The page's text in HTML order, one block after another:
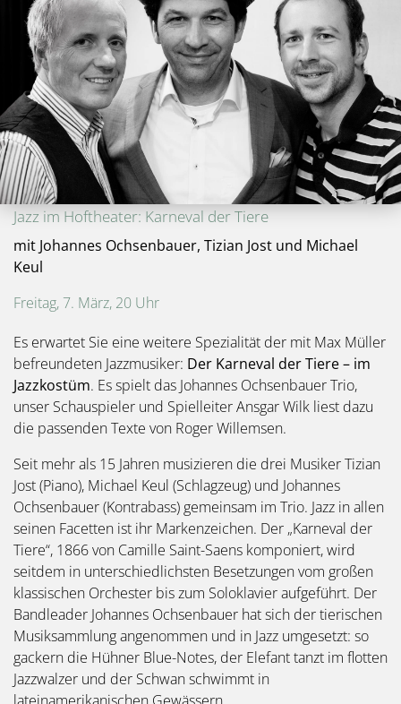
Jazz im Hoftheater: Karneval der Tiere
mit Johannes Ochsenbauer, Tizian Jost und Michael
Keul
Freitag, 7. März, 20 Uhr
Es erwartet Sie eine weitere Spezialität der mit Max Müller
befreundeten Jazzmusiker: Der Karneval der Tiere – im
Jazzkostüm. Es spielt das Johannes Ochsenbauer Trio,
unser Schauspieler und Spielleiter Ansgar Wilk liest dazu
die passenden Texte von Roger Willemsen.
Seit mehr als 15 Jahren musizieren die drei Musiker Tizian
Jost (Piano), Michael Keul (Schlagzeug) und Johannes
Ochsenbauer (Kontrabass) gemeinsam im Trio. Jazz in allen
seinen Facetten ist ihr Markenzeichen. Der „Karneval der
Tiere“, 1866 von Camille Saint-Saens komponiert, wird
seitdem in unterschiedlichsten Besetzungen vom großen
klassischen Orchester bis zum Soloklavier aufgeführt. Der
Bandleader Johannes Ochsenbauer hat sich der tierischen
Musiksammlung angenommen und in Jazz umgesetzt: so
gackern die Hühner Blue-Notes, der Elefant tanzt im flotten
Jazzwalzer und der Schwan schwimmt in